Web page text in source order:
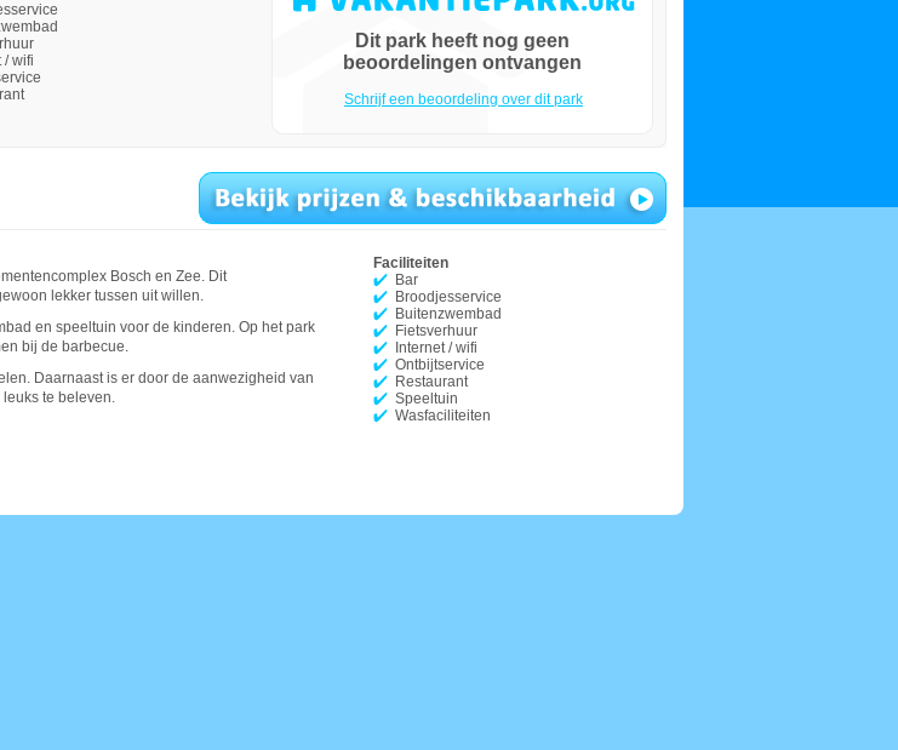
/ wifi
Dit park heeft nog geen
beoordelingen ontvangen
Schrijf een beoordeling over dit park
Bosch en Zee. Dit
lekker tussen uit willen.
en speeltuin voor de kinderen. Op het park
bij de barbecue.
Daarnaast is er door de aanwezigheid van
te beleven.
Faciliteiten
Bar
Broodjesservice
Buitenzwembad
Fietsverhuur
Internet / wifi
Ontbijtservice
Restaurant
Speeltuin
Wasfaciliteiten